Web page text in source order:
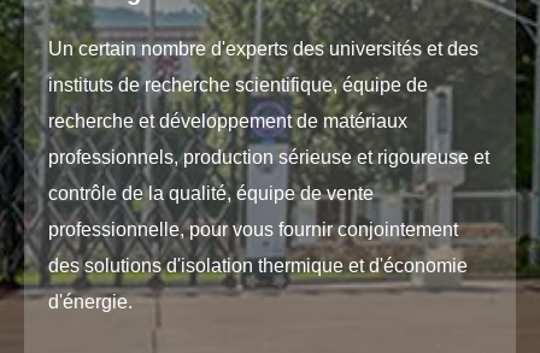
Un certain nombre d'experts des universités et des
instituts de recherche scientifique, équipe de
recherche et développement de matériaux
professionnels, production sérieuse et rigoureuse et
contrôle de la qualité, équipe de vente
professionnelle, pour vous fournir conjointement
des solutions d'isolation thermique et d'économie
d'énergie.